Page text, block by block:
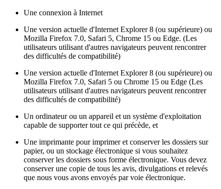
Une connexion à Internet
Une version actuelle d'Internet Explorer 8 (ou supérieure) ou
Mozilla Firefox 7.0, Safari 5, Chrome 15 ou Edge. (Les
utilisateurs utilisant d'autres navigateurs peuvent rencontrer
des difficultés de compatibilité)
Une version actuelle d'Internet Explorer 8 (ou supérieure) ou
Mozilla Firefox 7.0, Safari 5 ou Chrome 15 ou Edge (Les
utilisateurs utilisant d'autres navigateurs peuvent rencontrer
des difficultés de compatibilité)
Un ordinateur ou un appareil et un système d'exploitation
capable de supporter tout ce qui précède, et
Une imprimante pour imprimer et conserver les dossiers sur
papier, ou un stockage électronique si vous souhaitez
conserver les dossiers sous forme électronique. Vous devez
conserver une copie de tous les avis, divulgations et relevés
que nous vous avons envoyés par voie électronique.